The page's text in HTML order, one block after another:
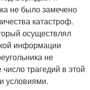
не было замечено
катастроф.
осуществлял
информации
не
трагедий в этой
условиями.